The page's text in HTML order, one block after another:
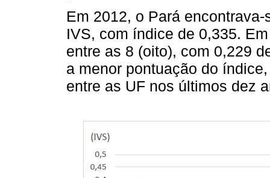
Em 2012, o Pará
IVS, com índice de 0,335.
entre as 8 (oito), com 0,229
a menor pontuação do
entre as UF nos últimos dez